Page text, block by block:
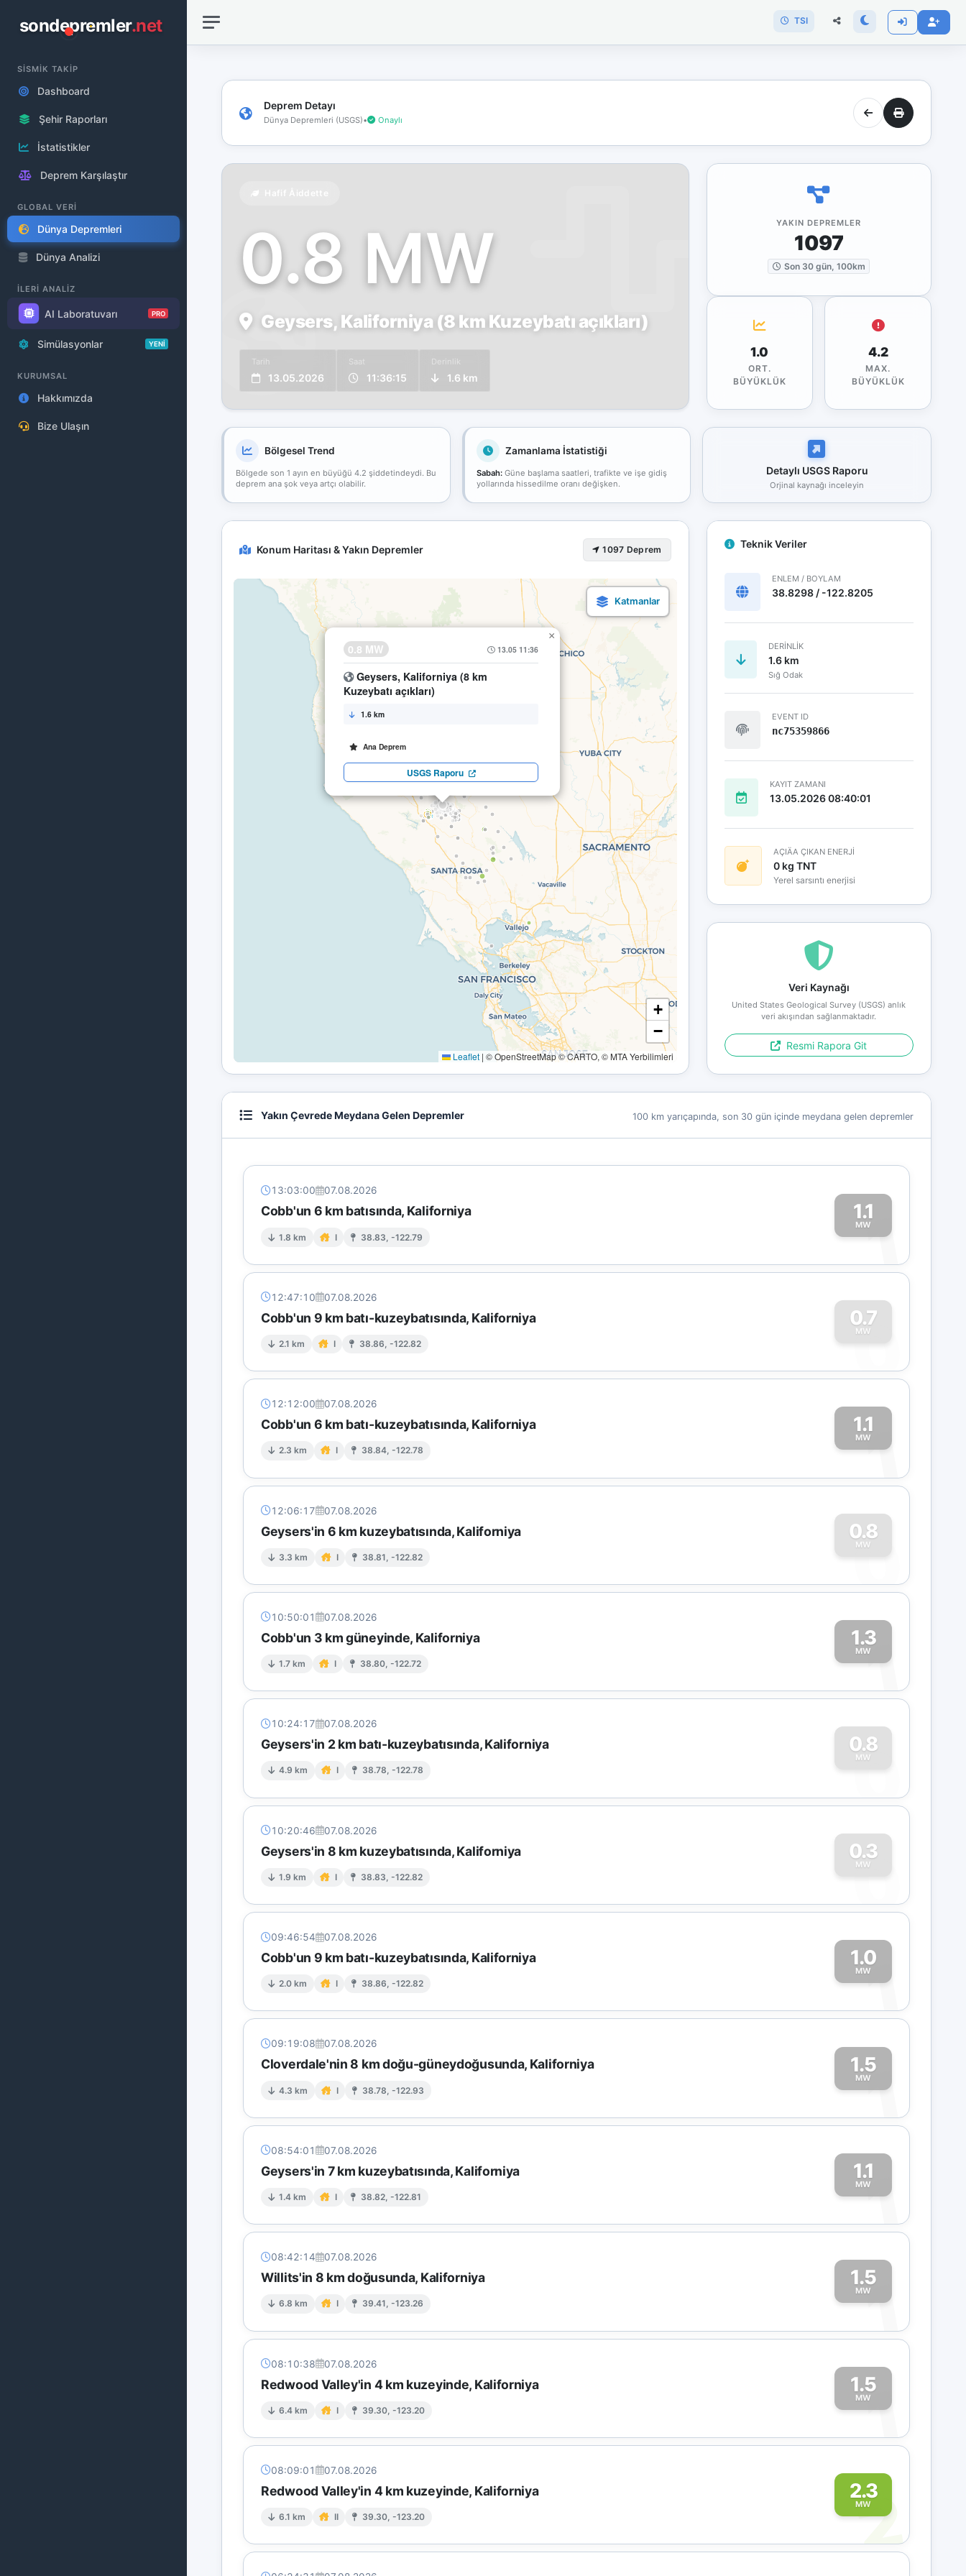
sondepremler.net
SİSMİK TAKİP
Dashboard
Şehir Raporları
İstatistikler
Deprem Karşılaştır
GLOBAL VERİ
Dünya Depremleri
Dünya Analizi
İLERİ ANALİZ
AI Laboratuvarı PRO
Simülasyonlar YENİ
KURUMSAL
Hakkımızda
Bize Ulaşın
TSI
Deprem Detayı
Dünya Depremleri (USGS)• Onaylı
0.8 MW
Geysers, Kaliforniya (8 km Kuzeybatı açıkları)
Tarih
13.05.2026
Saat
11:36:15
Derinlik
1.6 km
YAKIN DEPREMLER
1097
Son 30 gün, 100km
1.0
ORT.
BÜYÜKLÜK
4.2
MAX.
BÜYÜKLÜK
Bölgesel Trend
Bölgede son 1 ayın en büyüğü 4.2 şiddetindeydi. Bu
deprem ana şok veya artçı olabilir.
Zamanlama İstatistiği
Sabah:Güne başlama saatleri, trafikte ve işe gidiş
yollarında hissedilme oranı değişken.
Detaylı USGS Raporu
Orjinal kaynağı inceleyin
Konum Haritası & Yakın Depremler 1097 Deprem
0.8 MW 13.05 11:36
Geysers, Kaliforniya (8 km
Kuzeybatı açıkları)
1.6 km
Ana Deprem
USGS Raporu
×
+
−
Leaflet | © OpenStreetMap © CARTO, © MTA Yerbilimleri
Teknik Veriler
ENLEM / BOYLAM
38.8298 / -122.8205
DERINLIK
1.6 km
Sığ Odak
EVENT ID
nc75359866
KAYIT ZAMANI
13.05.2026 08:40:01
AÇIÄA ÇIKAN ENERJİ
0 kg TNT
Yerel sarsıntı enerjisi
Veri Kaynağı
United States Geological Survey (USGS) anlık
veri akışından sağlanmaktadır.
Resmi Rapora Git
Yakın Çevrede Meydana Gelen Depremler 100 km yarıçapında, son 30 gün içinde meydana gelen depremler
13:03:00 07.08.2026
Cobb'un 6 km batısında, Kaliforniya
1.8 km I 38.83, -122.79
1.1
MW
1
12:47:10 07.08.2026
Cobb'un 9 km batı-kuzeybatısında, Kaliforniya
2.1 km I 38.86, -122.82
0.7
MW
0
12:12:00 07.08.2026
Cobb'un 6 km batı-kuzeybatısında, Kaliforniya
2.3 km I 38.84, -122.78
1.1
MW
1
12:06:17 07.08.2026
Geysers'in 6 km kuzeybatısında, Kaliforniya
3.3 km I 38.81, -122.82
0.8
MW
0
10:50:01 07.08.2026
Cobb'un 3 km güneyinde, Kaliforniya
1.7 km I 38.80, -122.72
1.3
MW
1
10:24:17 07.08.2026
Geysers'in 2 km batı-kuzeybatısında, Kaliforniya
4.9 km I 38.78, -122.78
0.8
MW
0
10:20:46 07.08.2026
Geysers'in 8 km kuzeybatısında, Kaliforniya
1.9 km I 38.83, -122.82
0.3
MW
0
09:46:54 07.08.2026
Cobb'un 9 km batı-kuzeybatısında, Kaliforniya
2.0 km I 38.86, -122.82
1.0
MW
1
09:19:08 07.08.2026
Cloverdale'nin 8 km doğu-güneydoğusunda, Kaliforniya
4.3 km I 38.78, -122.93
1.5
MW
1
08:54:01 07.08.2026
Geysers'in 7 km kuzeybatısında, Kaliforniya
1.4 km I 38.82, -122.81
1.1
MW
1
08:42:14 07.08.2026
Willits'in 8 km doğusunda, Kaliforniya
6.8 km I 39.41, -123.26
1.5
MW
1
08:10:38 07.08.2026
Redwood Valley'in 4 km kuzeyinde, Kaliforniya
6.4 km I 39.30, -123.20
1.5
MW
1
08:09:01 07.08.2026
Redwood Valley'in 4 km kuzeyinde, Kaliforniya
6.1 km II 39.30, -123.20
2.3
MW
2
bağlantınız